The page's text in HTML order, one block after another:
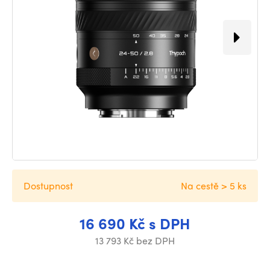
16 690 Kč s DPH
13 793 Kč bez DPH
Dostupnost Na cestě > 5 ks